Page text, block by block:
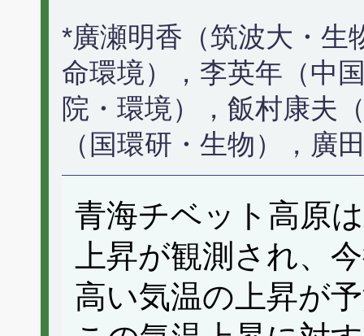
*廣瀬明香（筑波大・生
命環境），李英年（中
院・環境），飯村康夫
（国環研・生物），廣
青海チベット高原
上昇が観測され、
高い気温の上昇が